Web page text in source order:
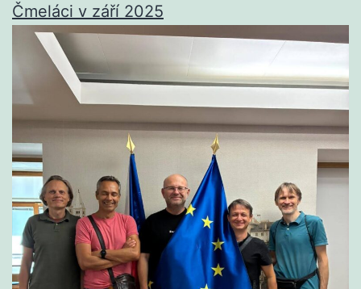
Čmeláci v září 2025